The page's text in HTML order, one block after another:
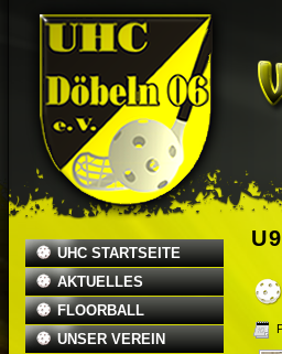
UHC STARTSEITE
AKTUELLES
FLOORBALL
UNSER VEREIN
U9